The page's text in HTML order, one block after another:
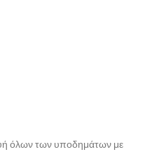
όλων των υποδημάτων με